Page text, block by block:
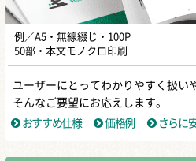
例／A5・無線綴じ・100P
50部・本文モノクロ印刷
ユーザーにとってわかりやすく扱い
そんなご要望にお応えします。
おすすめ仕様
価格例 さらに